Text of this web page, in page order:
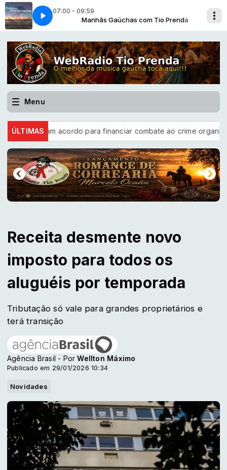
07:00 - 09:59
Prenda Manhãs Gaúchas com Tio Prenda
Serranos] Tio Mario no Terol [1974.Os Serranos]
Menu
ÚLTIMAS
acordo para financiar combate ao crime organizado
Receita desmente novo
imposto para todos os
aluguéis por temporada
Tributação só vale para grandes proprietários e
terá transição
Agência Brasil - PorWellton Máximo
Publicado em 29/01/2026 10:34
Novidades